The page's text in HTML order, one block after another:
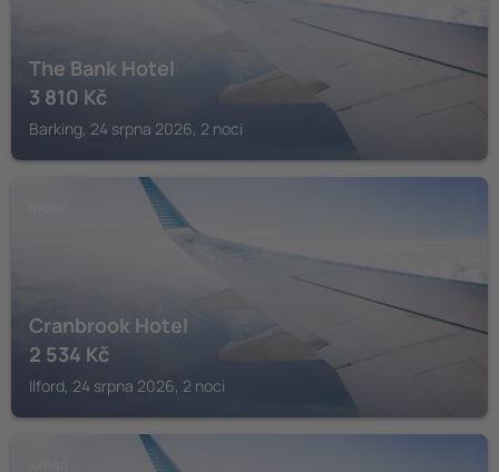
The Bank Hotel
3 810 Kč
Barking, 24 srpna 2026, 2 noci
Cranbrook Hotel
2 534 Kč
Ilford, 24 srpna 2026, 2 noci